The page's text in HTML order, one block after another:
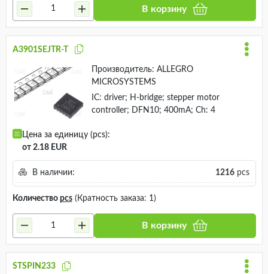
В корзину
A3901SEJTR-T
Производитель: ALLEGRO
MICROSYSTEMS
IC: driver; H-bridge; stepper motor
controller; DFN10; 400mA; Ch: 4
Цена за единицу (pcs):
от 2.18 EUR
В наличии: 1216pcs
Количество pcs(Кратность заказа: 1)
В корзину
STSPIN233